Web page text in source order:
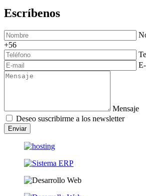
Escríbenos
+56
Mensaje
Deseo suscribirme a los newsletter
Enviar